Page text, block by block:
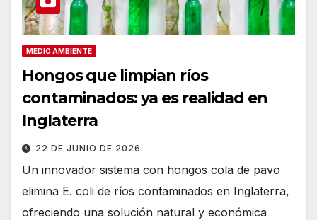
MEDIO AMBIENTE
Hongos que limpian ríos
contaminados: ya es realidad en
Inglaterra
22 DE JUNIO DE 2026
Un innovador sistema con hongos cola de pavo
elimina E. coli de ríos contaminados en Inglaterra,
ofreciendo una solución natural y económica